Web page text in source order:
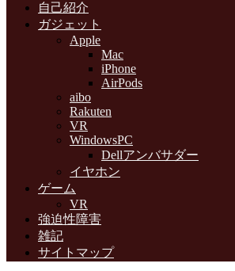
自己紹介
ガジェット
Apple
Mac
iPhone
AirPods
aibo
Rakuten
VR
WindowsPC
Dellアンバサダー
イヤホン
ゲーム
VR
強迫性障害
雑記
サイトマップ